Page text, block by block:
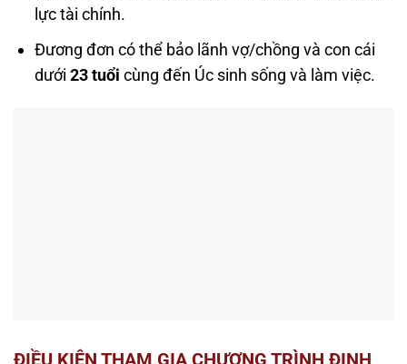
lực tài chính.
Đương đơn có thể bảo lãnh vợ/chồng và con cái
dưới23 tuổi cùng đến Úc sinh sống và làm việc.